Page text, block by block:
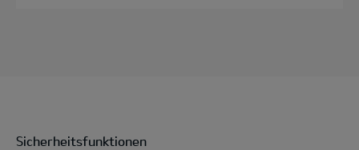
Sicherheitsfunktionen